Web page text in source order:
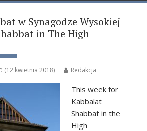
w Synagodze Wysokiej
in The High
כ״ז בניסן ה׳תשע״ח (12 kwietnia 2018) Redakcja
This week for
Kabbalat
Shabbat in the
High